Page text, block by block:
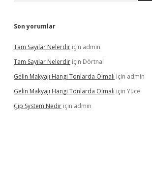
Son yorumlar
Tam Sayılar Nelerdir için admin
Tam Sayılar Nelerdir için Dörtnal
Gelin Makyajı Hangi Tonlarda Olmalı için admin
Gelin Makyajı Hangi Tonlarda Olmalı için Yüce
Çip System Nedir için admin